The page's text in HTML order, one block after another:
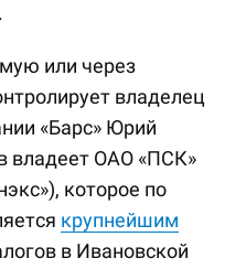
или через
владелец
«Барс» Юрий
владеет ОАО «ПСК»
которое по
крупнейшим
в Ивановской